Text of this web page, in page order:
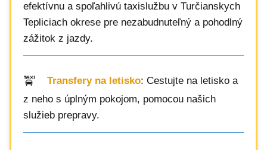
efektívnu a spoľahlivú taxislužbu v Turčianskych
Tepliciach okrese pre nezabudnuteľný a pohodlný
zážitok z jazdy.
Transfery na letisko: Cestujte na letisko a
z neho s úplným pokojom, pomocou našich
služieb prepravy.